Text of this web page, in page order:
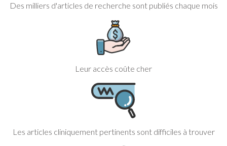
Des milliers d'articles de recherche sont publiés chaque mois
Leur accès coûte cher
Les articles cliniquement pertinents sont difficiles à trouver